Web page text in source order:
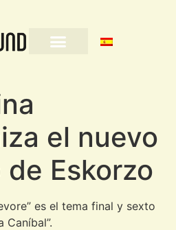
el nuevo
Eskorzo
es el tema final y sexto
Caníbal”.